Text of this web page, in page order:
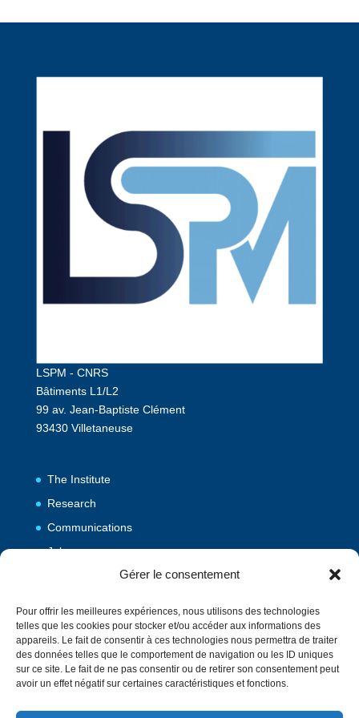
Gérer le consentement
Pour offrir les meilleures expériences, nous utilisons des technologies
telles que les cookies pour stocker et/ou accéder aux informations des
appareils. Le fait de consentir à ces technologies nous permettra de traiter
des données telles que le comportement de navigation ou les ID uniques
sur ce site. Le fait de ne pas consentir ou de retirer son consentement peut
avoir un effet négatif sur certaines caractéristiques et fonctions.
LSPM - CNRS
Bâtiments L1/L2
99 av. Jean-Baptiste Clément
93430 Villetaneuse
The Institute
Research
Communications
Jobs
Publications
Vulgarization
Events
Contact